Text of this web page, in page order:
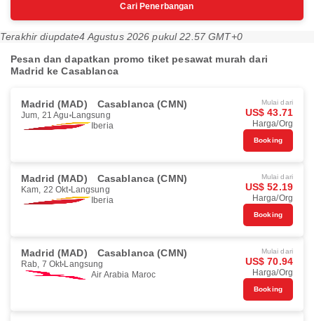
Cari Penerbangan
Terakhir diupdate4 Agustus 2026 pukul 22.57 GMT+0
Pesan dan dapatkan promo tiket pesawat murah dari
Madrid ke Casablanca
Madrid (MAD) Casablanca (CMN)
Jum, 21 Agu Langsung
Iberia
Mulai dari
US$ 43.71
Harga/Org
Booking
Madrid (MAD) Casablanca (CMN)
Kam, 22 Okt Langsung
Iberia
Mulai dari
US$ 52.19
Harga/Org
Booking
Madrid (MAD) Casablanca (CMN)
Rab, 7 Okt Langsung
Air Arabia Maroc
Mulai dari
US$ 70.94
Harga/Org
Booking